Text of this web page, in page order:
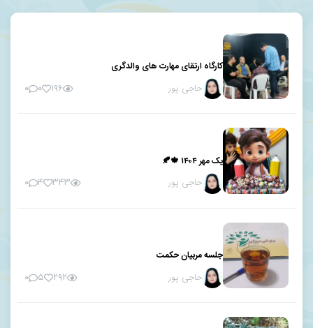
کارگاه ارتقای مهارت های والدگری
حاجی پور ۱۹۶ ۰ ۰
یک مهر ۱۴۰۴ 🍁🍂
حاجی پور ۳۴۳ ۴ ۰
جلسه مربیان حکمت
حاجی پور ۲۹۲ ۵ ۰